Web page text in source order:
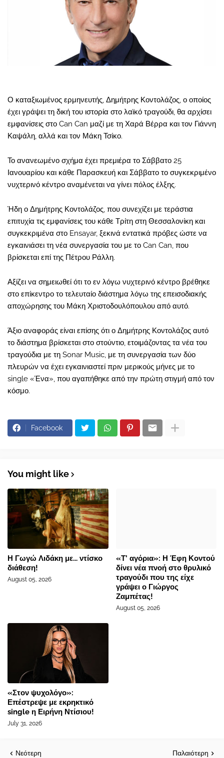
Ο καταξιωμένος ερμηνευτής, Δημήτρης Κοντολάζος, ο οποίος
έχει γράψει τη δική του ιστορία στο λαϊκό τραγούδι, θα αρχίσει
εμφανίσεις στο Can Can μαζί με τη Χαρά Βέρρα και τον Γιάννη
Καψάλη, αλλά και τον Μάκη Τσίκο.
Το ανανεωμένο σχήμα έχει πρεμιέρα το Σάββατο 25
Ιανουαρίου και κάθε Παρασκευή και Σάββατο το συγκεκριμένο
νυχτερινό κέντρο αναμένεται να γίνει πόλος έλξης.
Ήδη ο Δημήτρης Κοντολάζος, που συνεχίζει με τεράστια
επιτυχία τις εμφανίσεις του κάθε Τρίτη στη Θεσσαλονίκη και
συγκεκριμένα στο Ensayar, ξεκινά εντατικά πρόβες ώστε να
εγκαινιάσει τη νέα συνεργασία του με το Can Can, που
βρίσκεται επί της Πέτρου Ράλλη.
Αξίζει να σημειωθεί ότι το εν λόγω νυχτερινό κέντρο βρέθηκε
στο επίκεντρο το τελευταίο διάστημα λόγω της επεισοδιακής
αποχώρησης του Μάκη Χριστοδουλόπουλου από αυτό.
Άξιο αναφοράς είναι επίσης ότι ο Δημήτρης Κοντολάζος αυτό
το διάστημα βρίσκεται στο στούντιο, ετοιμάζοντας τα νέα του
τραγούδια με τη Sonar Music, με τη συνεργασία των δύο
πλευρών να έχει εγκαινιαστεί πριν μερικούς μήνες με το
single «Ένα», που αγαπήθηκε από την πρώτη στιγμή από τον
κόσμο.
Facebook
You might like
Η Γωγώ Λιδάκη με... ντίσκο
διάθεση!
August 05, 2026
«Τ’ αγόρια»: Η Έφη Κοντού
δίνει νέα πνοή στο θρυλικό
τραγούδι που της είχε
γράψει ο Γιώργος
Ζαμπέτας!
August 05, 2026
«Στον ψυχολόγο»:
Επέστρεψε με εκρηκτικό
single η Ειρήνη Ντίσιου!
July 31, 2026
Νεότερη Παλαιότερη